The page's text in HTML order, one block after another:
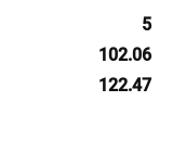
5
102.06
122.47